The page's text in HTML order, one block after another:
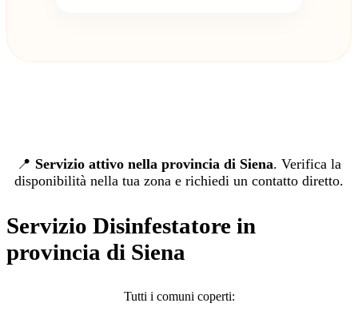
📍 Servizio attivo nella provincia di Siena. Verifica la
disponibilità nella tua zona e richiedi un contatto diretto.
Servizio Disinfestatore in
provincia di Siena
Tutti i comuni coperti: